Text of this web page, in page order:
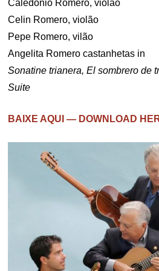
Caledonio Romero, violão
Celin Romero, violão
Pepe Romero, vilão
Angelita Romero castanhetas in
Sonatine trianera, El sombrero de
Suite
BAIXE AQUI — DOWNLOAD